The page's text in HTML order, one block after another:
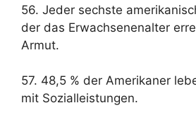
56. Jeder sechste
der das Erwachsenenalter
Armut.
57. 48,5 % der Amerikaner
mit Sozialleistungen.